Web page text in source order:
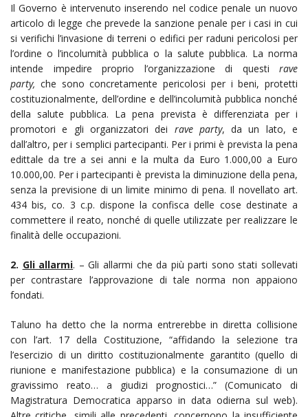
Il Governo è intervenuto inserendo nel codice penale un nuovo
articolo di legge che prevede la sanzione penale per i casi in cui
si verifichi l’invasione di terreni o edifici per raduni pericolosi per
l’ordine o l’incolumità pubblica o la salute pubblica. La norma
intende impedire proprio l’organizzazione di questi rave
party, che sono concretamente pericolosi per i beni, protetti
costituzionalmente, dell’ordine e dell’incolumità pubblica nonché
della salute pubblica. La pena prevista è differenziata per i
promotori e gli organizzatori dei rave party, da un lato, e
dall’altro, per i semplici partecipanti. Per i primi è prevista la pena
edittale da tre a sei anni e la multa da Euro 1.000,00 a Euro
10.000,00. Per i partecipanti è prevista la diminuzione della pena,
senza la previsione di un limite minimo di pena. Il novellato art.
434 bis, co. 3 c.p. dispone la confisca delle cose destinate a
commettere il reato, nonché di quelle utilizzate per realizzare le
finalità delle occupazioni.
2. Gli allarmi. – Gli allarmi che da più parti sono stati sollevati
per contrastare l’approvazione di tale norma non appaiono
fondati.
Taluno ha detto che la norma entrerebbe in diretta collisione
con l’art. 17 della Costituzione, “affidando la selezione tra
l’esercizio di un diritto costituzionalmente garantito (quello di
riunione e manifestazione pubblica) e la consumazione di un
gravissimo reato… a giudizi prognostici…” (Comunicato di
Magistratura Democratica apparso in data odierna sul web).